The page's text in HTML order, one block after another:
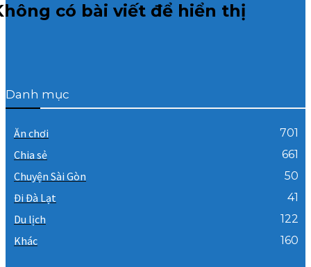
có bài viết để hiển thị
Danh mục
Ăn chơi 701
Chia sẻ 661
Chuyện Sài Gòn 50
Đi Đà Lạt 41
Du lịch 122
Khác 160